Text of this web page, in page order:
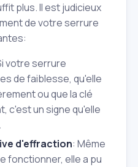
plus. Il est judicieux
de votre serrure
votre serrure
de faiblesse, qu'elle
ou que la clé
c'est un signe qu'elle
d'effraction: Même
fonctionner, elle a pu